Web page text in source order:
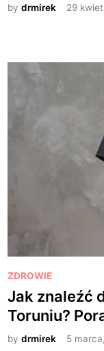
e
bydrmirek 29
P
o
s
t
e
ZDROWIE
Jak znaleźć
Toruniu?
bydrmirek 5